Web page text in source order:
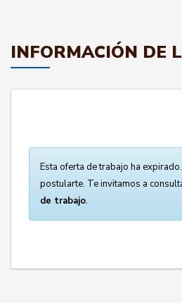
INFORMACIÓN DE
Esta oferta de trabajo ha
postularte. Te invitamos a
de trabajo.